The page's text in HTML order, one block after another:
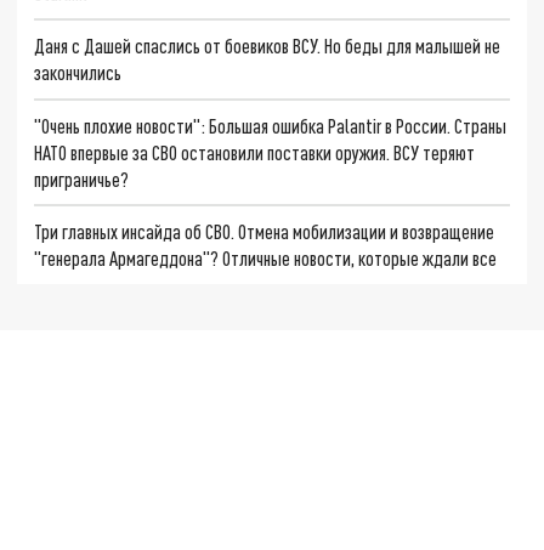
Даня с Дашей спаслись от боевиков ВСУ. Но беды для малышей не
закончились
"Очень плохие новости": Большая ошибка Palantir в России. Страны
НАТО впервые за СВО остановили поставки оружия. ВСУ теряют
приграничье?
Три главных инсайда об СВО. Отмена мобилизации и возвращение
"генерала Армагеддона"? Отличные новости, которые ждали все